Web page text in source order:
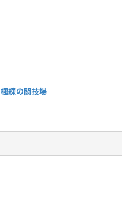
極練の闘技場